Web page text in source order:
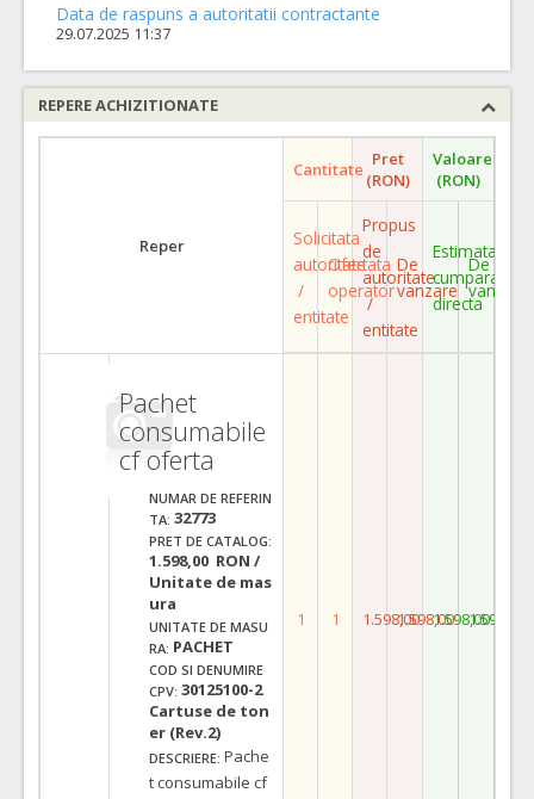
Data de raspuns a autoritatii contractante
29.07.2025 11:37
REPERE ACHIZITIONATE
Reper
Cantitate Pret
(RON)
Valoare
(RON)
Solicitata
autoritate
/
entitate
Ofertata
operator
Propus
de
autoritate
/
entitate
De
vanzare
Estimata
cumparare
directa
De
vanzare
Pachet
consumabile
cf oferta
NUMAR DE REFERIN
TA: 32773
PRET DE CATALOG:
1.598,00 RON /
Unitate de mas
ura
UNITATE DE MASU
RA: PACHET
COD SI DENUMIRE
CPV: 30125100-2
Cartuse de ton
er (Rev.2)
DESCRIERE: Pache
t consumabile cf
1 1 1.598,001.598,001.598,001.598,00